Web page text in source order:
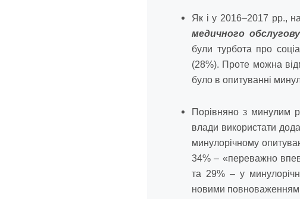
Як і у 2016–2017 рр.,
медичного
були турбота про
(28%). Проте можна
було в опитуванні
Порівняно з минулим
влади використати
минулорічному
34% – «переважно
та 29% – у
новими